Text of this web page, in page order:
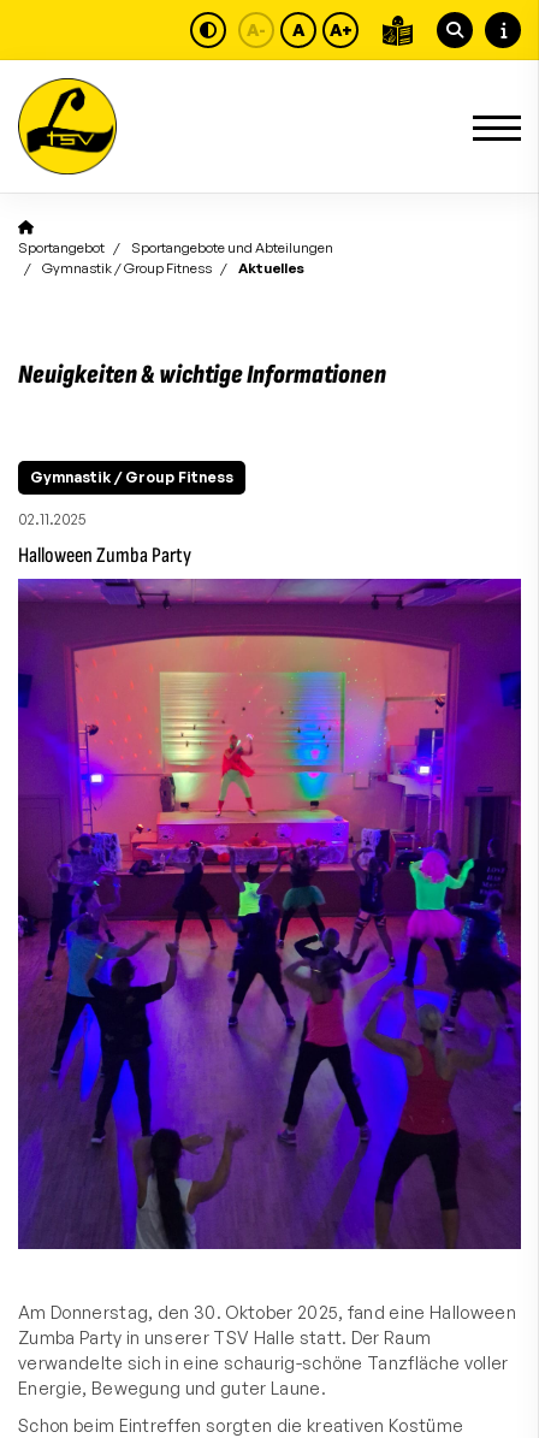
A- A A+
Sportangebot
Sportangebote und Abteilungen
Gymnastik / Group Fitness
Aktuelles
Neuigkeiten & wichtige Informationen
Gymnastik / Group Fitness
02.11.2025
Halloween Zumba Party
Am Donnerstag, den 30. Oktober 2025, fand eine Halloween
Zumba Party in unserer TSV Halle statt. Der Raum
verwandelte sich in eine schaurig-schöne Tanzfläche voller
Energie, Bewegung und guter Laune.
Schon beim Eintreffen sorgten die kreativen Kostüme